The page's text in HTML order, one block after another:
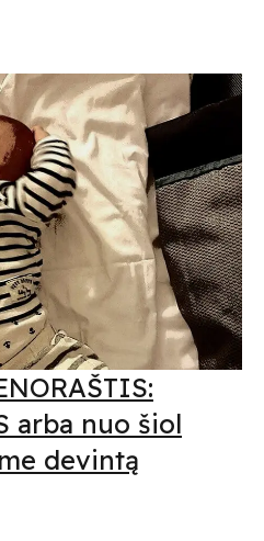
arba nuo šiol
devintą
Submit
Jūs sutinkate su mūsų
politika